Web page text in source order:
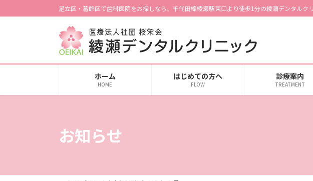
ン
へ
ビ
ョ
足立区・葛飾区で歯科医院をお探しなら、千代田線綾瀬駅東口より徒歩1分の綾瀬デンタル
ホーム
HOME
はじめての方へ
FLOW
診療案内
TREATMENT
お知らせ